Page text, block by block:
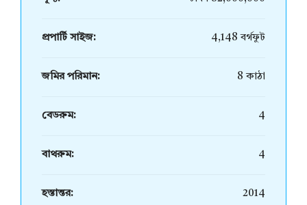
প্রপার্টি সাইজ: 4,148 বর্গফুট
জমির পরিমান: 8 কাঠা
বেডরুম: 4
বাথরুম: 4
হস্তান্তর: 2014